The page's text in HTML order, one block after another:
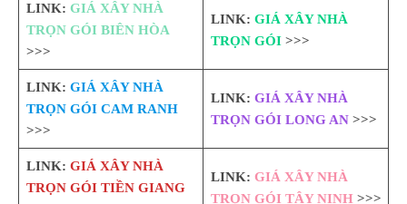
LINK: GIÁ XÂY NHÀ
TRỌN GÓI BIÊN HÒA
>>>
LINK: GIÁ XÂY NHÀ
TRỌN GÓI>>>
LINK: GIÁ XÂY NHÀ
TRỌN GÓI CAM RANH
>>>
LINK: GIÁ XÂY NHÀ
TRỌN GÓI LONG AN>>>
LINK: GIÁ XÂY NHÀ
TRỌN GÓI TIỀN GIANG
LINK: GIÁ XÂY NHÀ
TRỌN GÓI TÂY NINH>>>